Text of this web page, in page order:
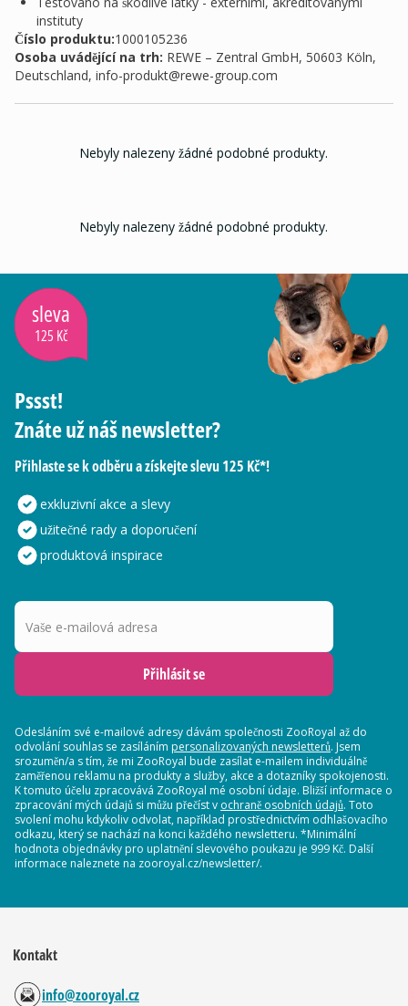
instituty
Číslo produktu:1000105236
Osoba uvádějící na trh: REWE – Zentral GmbH, 50603 Köln,
Deutschland, info-produkt@rewe-group.com
Nebyly nalezeny žádné podobné produkty.
Nebyly nalezeny žádné podobné produkty.
sleva
125 Kč
Pssst!
Znáte už náš newsletter?
Přihlaste se k odběru a získejte slevu 125 Kč*!
exkluzivní akce a slevy
užitečné rady a doporučení
produktová inspirace
Vaše e-mailová adresa
Přihlásit se
Odesláním své e-mailové adresy dávám společnosti ZooRoyal až do
odvolání souhlas se zasíláním personalizovaných newsletterů. Jsem
srozuměn/a s tím, že mi ZooRoyal bude zasílat e-mailem individuálně
zaměřenou reklamu na produkty a služby, akce a dotazníky spokojenosti.
K tomuto účelu zpracovává ZooRoyal mé osobní údaje. Bližší informace o
zpracování mých údajů si můžu přečíst v ochraně osobních údajů. Toto
svolení mohu kdykoliv odvolat, například prostřednictvím odhlašovacího
odkazu, který se nachází na konci každého newsletteru. *Minimální
hodnota objednávky pro uplatnění slevového poukazu je 999 Kč. Další
informace naleznete na zooroyal.cz/newsletter/.
Kontakt
info@zooroyal.cz